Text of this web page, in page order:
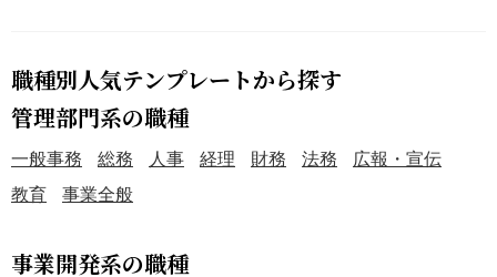
職種別人気テンプレートから探す
管理部門系の職種
一般事務 総務 人事 経理 財務 法務
広報・宣伝
教育
事業全般
事業開発系の職種